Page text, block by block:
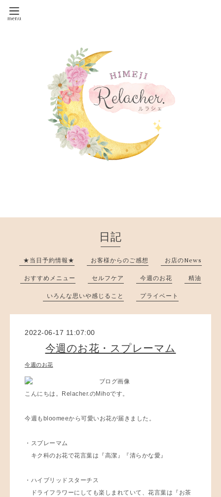
日記
★当日予約情報★ お客様からのご感想 お店のNews
おすすめメニュー セルフケア 今週のお花 精油
いろんな思いや感じること プライベート
2022-06-17 11:07:00
今週のお花・スプレーマム
今週のお花
こんにちは。Relacher.のMihoです。
今週もbloomeeから可愛いお花が届きました。
・スプレーマム
キク科のお花で花言葉は『高潔』『清らかな愛』
・ハイブリッドスターチス
ドライフラワーにしても楽しまれていて、花言葉は『お茶